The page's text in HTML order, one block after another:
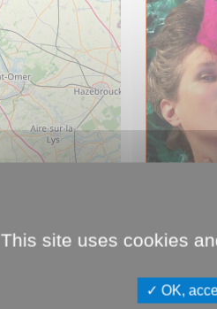
This site uses cookies
OK,